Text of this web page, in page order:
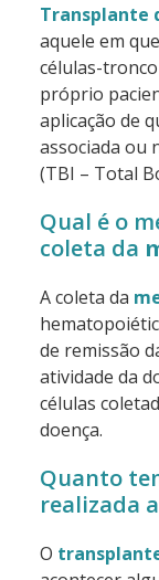
Transplante
aquele em
células-
próprio
aplicação de
associada ou
(TBI – Total
Qual é o
coleta da
A coleta da
de remissão
atividade da
células
doença.
Quanto
realizada
O